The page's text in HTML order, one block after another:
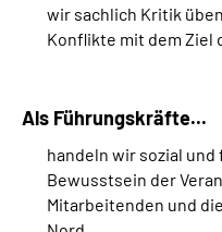
wir sachlich Kritik
Konflikte mit dem Ziel
Als Führungskräfte...
handeln wir sozial
Bewusstsein der
Mitarbeitenden und